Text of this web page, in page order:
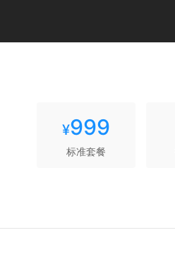
¥999
标准套餐